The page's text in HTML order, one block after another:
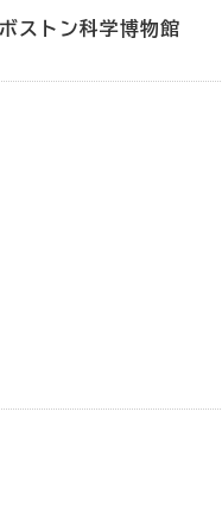
ストン科学博物館